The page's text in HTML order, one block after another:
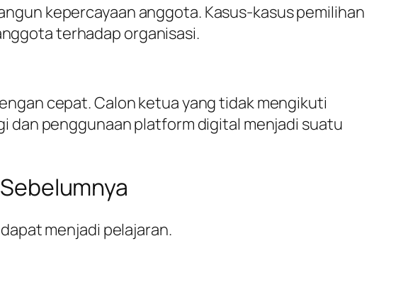
kepercayaan anggota. Kasus-kasus pemilihan
terhadap organisasi.
cepat. Calon ketua yang tidak mengikuti
dan penggunaan platform digital menjadi suatu
menjadi pelajaran.